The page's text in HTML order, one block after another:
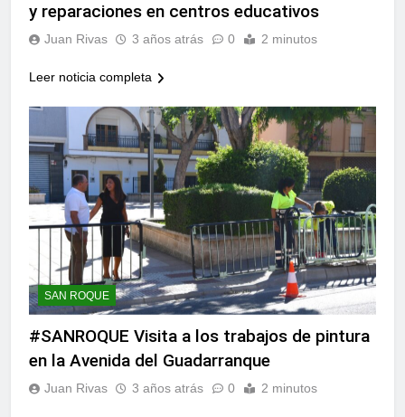
y reparaciones en centros educativos
Juan Rivas 3 años atrás 0 2 minutos
Leer noticia completa
SAN ROQUE
#SANROQUE Visita a los trabajos de pintura
en la Avenida del Guadarranque
Juan Rivas 3 años atrás 0 2 minutos